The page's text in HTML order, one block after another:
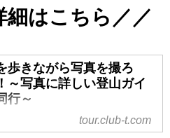
細はこちら／／
歩きながら写真を撮ろ
～写真に詳しい登山ガイ
行～
tour.club-t.com